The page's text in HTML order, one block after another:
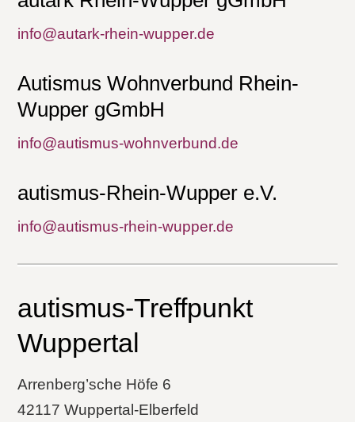
info@autark-rhein-wupper.de
Autismus Wohnverbund Rhein-
Wupper gGmbH
info@autismus-wohnverbund.de
autismus-Rhein-Wupper e.V.
info@autismus-rhein-wupper.de
autismus-Treffpunkt
Wuppertal
Arrenberg’sche Höfe 6
42117 Wuppertal-Elberfeld